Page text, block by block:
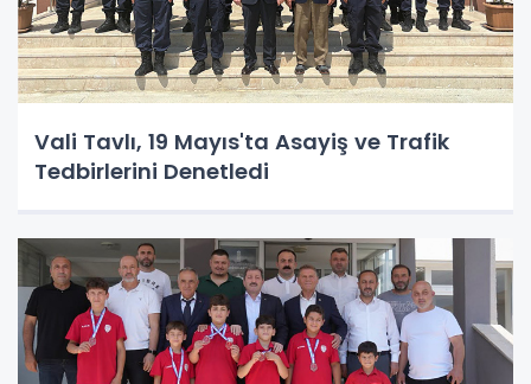
Vali Tavlı, 19 Mayıs'ta Asayiş ve Trafik
Tedbirlerini Denetledi